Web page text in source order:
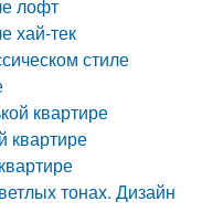
лофт
хай-тек
стиле
квартире
квартире
тонах. Дизайн